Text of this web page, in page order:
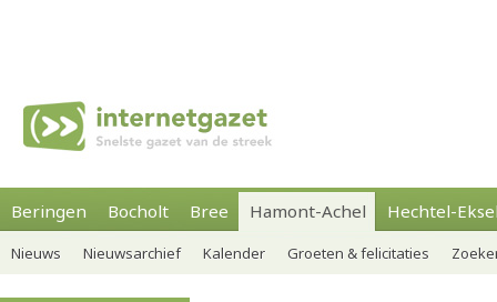
Beringen Bocholt Bree Hamont-Achel Hechtel-
Nieuws Nieuwsarchief Kalender Groeten & felicitaties